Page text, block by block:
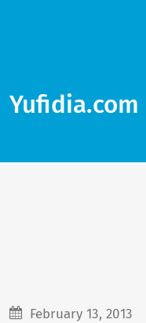
Yufidia.com
February 13, 2013